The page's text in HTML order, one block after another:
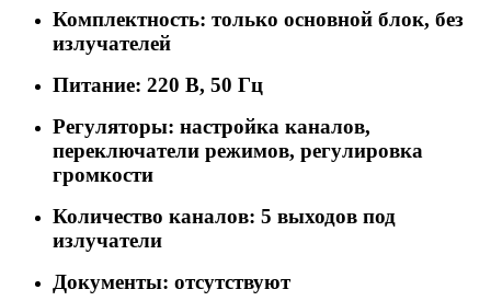
Комплектность: только основной блок, без
излучателей
Питание: 220 В, 50 Гц
Регуляторы: настройка каналов,
переключатели режимов, регулировка
громкости
Количество каналов: 5 выходов под
излучатели
Документы: отсутствуют